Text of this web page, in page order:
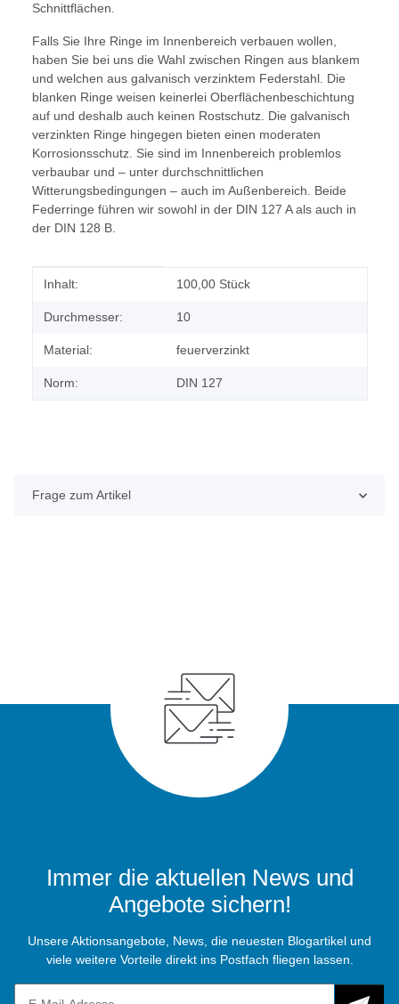
Schnittflächen.
Falls Sie Ihre Ringe im Innenbereich verbauen wollen,
haben Sie bei uns die Wahl zwischen Ringen aus blankem
und welchen aus galvanisch verzinktem Federstahl. Die
blanken Ringe weisen keinerlei Oberflächenbeschichtung
auf und deshalb auch keinen Rostschutz. Die galvanisch
verzinkten Ringe hingegen bieten einen moderaten
Korrosionsschutz. Sie sind im Innenbereich problemlos
verbaubar und – unter durchschnittlichen
Witterungsbedingungen – auch im Außenbereich. Beide
Federringe führen wir sowohl in der DIN 127 A als auch in
der DIN 128 B.
Produkteigenschaft
Wert
Inhalt: 100,00 Stück
Durchmesser: 10
Material: feuerverzinkt
Norm: DIN 127
Frage zum Artikel
Immer die aktuellen News und
Angebote sichern!
Unsere Aktionsangebote, News, die neuesten Blogartikel und
viele weitere Vorteile direkt ins Postfach fliegen lassen.